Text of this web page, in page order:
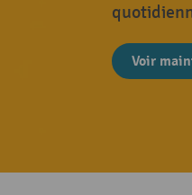
Voir